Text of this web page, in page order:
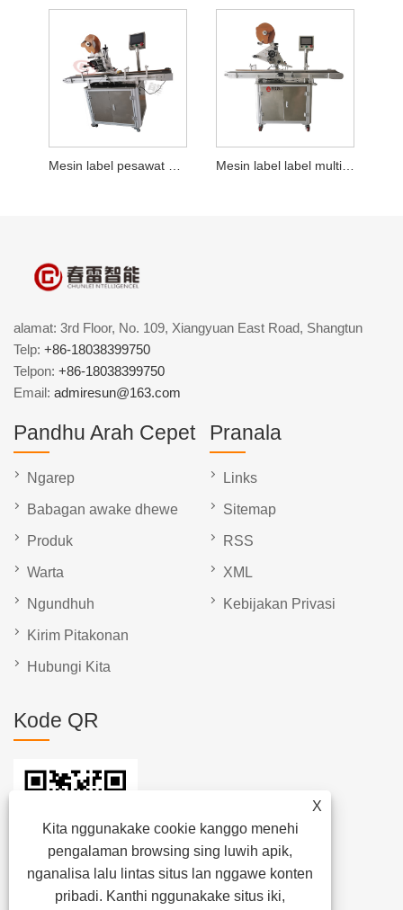
X
Kita nggunakake cookie kanggo menehi
pengalaman browsing sing luwih apik,
nganalisa lalu lintas situs lan nggawe konten
pribadi. Kanthi nggunakake situs iki,
alamat: 3rd Floor, No. 109, Xiangyuan East Road, Shangtun
Telp: +86-18038399750
Telpon: +86-18038399750
Email: admiresun@163.com
Pandhu Arah Cepet
Ngarep
Babagan awake dhewe
Produk
Warta
Ngundhuh
Kirim Pitakonan
Hubungi Kita
Pranala
Links
Sitemap
RSS
XML
Kebijakan Privasi
Kode QR